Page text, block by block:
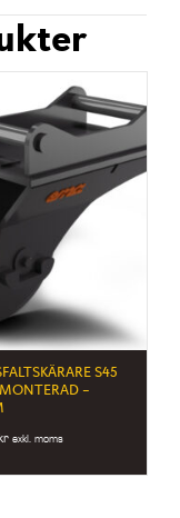
S45
–
exkl. moms